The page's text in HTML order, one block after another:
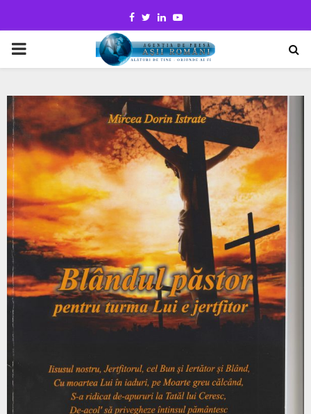
Facebook
TwitterLinkedinYoutube
PRIMARY